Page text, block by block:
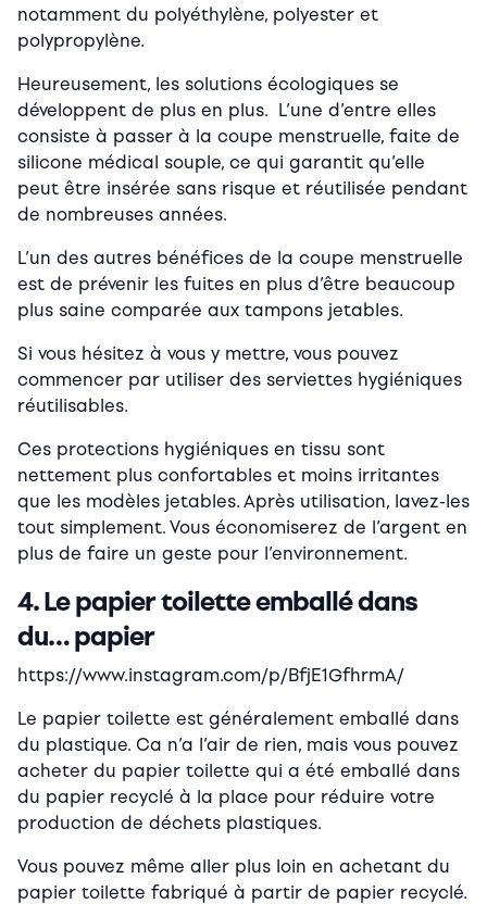
notamment du polyéthylène, polyester et
polypropylène.
Heureusement, les solutions écologiques se
développent de plus en plus. L’une d’entre elles
consiste à passer à la coupe menstruelle, faite de
silicone médical souple, ce qui garantit qu’elle
peut être insérée sans risque et réutilisée pendant
de nombreuses années.
L’un des autres bénéfices de la coupe menstruelle
est de prévenir les fuites en plus d’être beaucoup
plus saine comparée aux tampons jetables.
Si vous hésitez à vous y mettre, vous pouvez
commencer par utiliser des serviettes hygiéniques
réutilisables.
Ces protections hygiéniques en tissu sont
nettement plus confortables et moins irritantes
que les modèles jetables. Après utilisation, lavez-les
tout simplement. Vous économiserez de l’argent en
plus de faire un geste pour l’environnement.
4. Le papier toilette emballé dans
du… papier
https://www.instagram.com/p/BfjE1GfhrmA/
Le papier toilette est généralement emballé dans
du plastique. Ca n’a l’air de rien, mais vous pouvez
acheter du papier toilette qui a été emballé dans
du papier recyclé à la place pour réduire votre
production de déchets plastiques.
Vous pouvez même aller plus loin en achetant du
papier toilette fabriqué à partir de papier recyclé.